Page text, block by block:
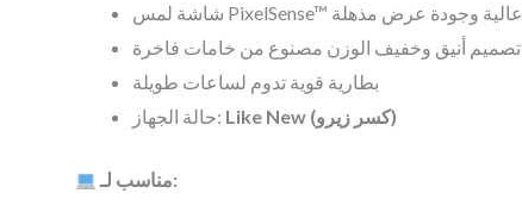
تصميم أنيق وخفيف الوزن مصنوع من خامات فاخرة
بطارية قوية تدوم لساعات طويلة
حالة الجهاز:
Like New (كسر زيرو)
مناسب لـ: